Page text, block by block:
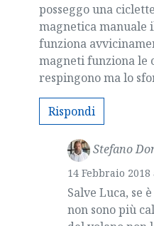
posseggo una
magnetica
funziona
magneti funziona le
respingono ma lo
Rispondi
Stefano
14 Febbraio 2018
Salve Luca, se
non sono più